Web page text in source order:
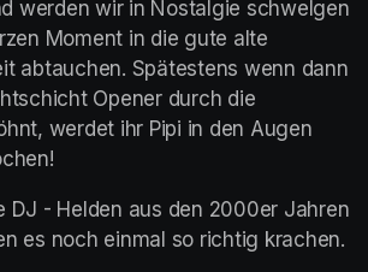
werden wir in Nostalgie schwelgen
Moment in die gute alte
abtauchen. Spätestens wenn dann
Opener durch die
werdet ihr Pipi in den Augen
DJ - Helden aus den 2000er Jahren
es noch einmal so richtig krachen.